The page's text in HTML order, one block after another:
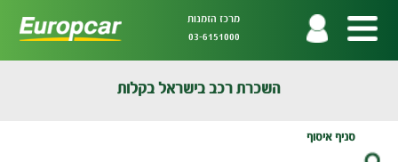
מרכז הזמנות
03-6151000
השכרת רכב בישראל בקלות
סניף איסוף